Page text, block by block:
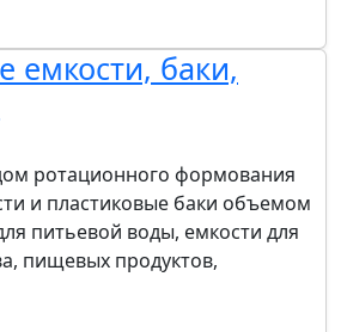
емкости, баки,
ротационного формования
и пластиковые баки объемом
питьевой воды, емкости для
пищевых продуктов,